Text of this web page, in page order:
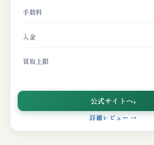
手数料
入金
買取上限
公式サイトへ
詳細レビュー →